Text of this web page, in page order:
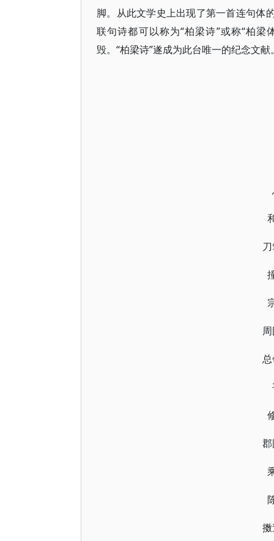
脚。从此文学史上出现了第一首连句体
联句诗都可以称为“柏梁诗”或称“柏
毁。“柏梁诗”遂成为此台唯一的纪念文献